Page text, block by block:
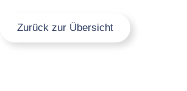
Zurück zur Übersicht